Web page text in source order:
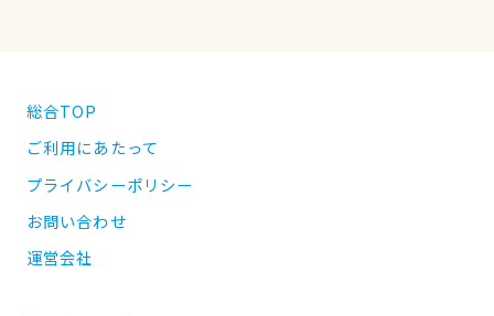
総合TOP
ご利用にあたって
プライバシーポリシー
お問い合わせ
運営会社